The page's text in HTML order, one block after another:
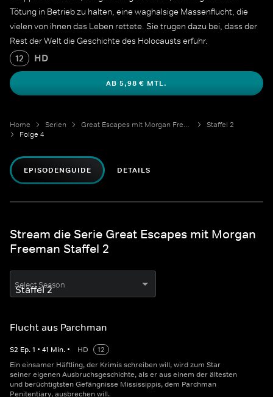
Tötung in Betrieb zu halten, eine waghalsige Massenflucht, die
vielen von ihnen das Leben rettete. Sie trugen dazu bei, dass der
Rest der Welt die Geschichte des Holocausts erfuhr.
12
HD
AB 5,98 € MTL.
Home Serien Great Escapes mit Morgan Freeman
Staffel 2
Folge 4
EPISODENGUIDE DETAILS
Stream die Serie Great Escapes mit Morgan
Freeman Staffel 2
Select Season
Flucht aus Parchman
S2 Ep.1 • 41 Min. • HD
12
Ein einsamer Häftling, der Krimis schreiben will, wird zum Star
seiner eigenen Ausbruchsgeschichte, als er aus einem der ältesten
und berüchtigtsten Gefängnisse Mississippis, dem Parchman
Penitentiary, ausbrechen will.